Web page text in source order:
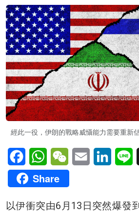
經此一役，伊朗的戰略威懾能力需要重新
FacebookWhatsAppWeChatEmail
Share
以伊衝突由6月13日突然爆發